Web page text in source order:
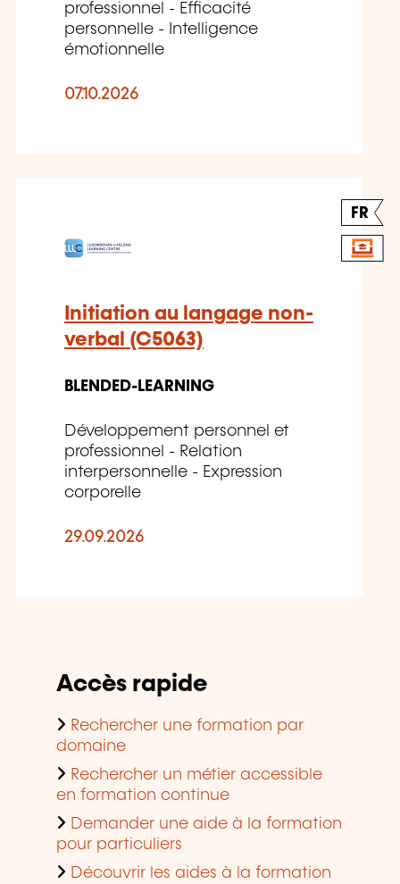
professionnel - Efficacité
personnelle - Intelligence
émotionnelle
07.10.2026
FR
Initiation au langage non-
verbal (C5063)
BLENDED-LEARNING
Développement personnel et
professionnel - Relation
interpersonnelle - Expression
corporelle
29.09.2026
Accès rapide
Rechercher une formation par
domaine
Rechercher un métier accessible
en formation continue
Demander une aide à la formation
pour particuliers
Découvrir les aides à la formation